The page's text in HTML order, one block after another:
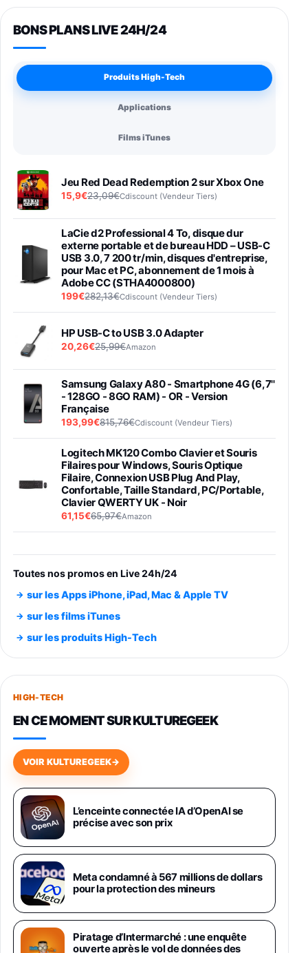
BONS PLANS LIVE 24H/24
Produits High-Tech
Applications
Films iTunes
Jeu Red Dead Redemption 2 sur Xbox One
15,9€23,09€Cdiscount (Vendeur Tiers)
LaCie d2 Professional 4 To, disque dur
externe portable et de bureau HDD – USB-C
USB 3.0, 7 200 tr/min, disques d'entreprise,
pour Mac et PC, abonnement de 1 mois à
Adobe CC (STHA4000800)
199€282,13€Cdiscount (Vendeur Tiers)
HP USB-C to USB 3.0 Adapter
20,26€25,99€Amazon
Samsung Galaxy A80 - Smartphone 4G (6,7''
- 128GO - 8GO RAM) - OR - Version
Française
193,99€815,76€Cdiscount (Vendeur Tiers)
Logitech MK120 Combo Clavier et Souris
Filaires pour Windows, Souris Optique
Filaire, Connexion USB Plug And Play,
Confortable, Taille Standard, PC/Portable,
Clavier QWERTY UK - Noir
61,15€65,97€Amazon
entraénement direct 3 vitesses (33-45-78
trs/min) avec pre-ampli intégré et port USB
Smartphone SAMSUNG Galaxy S26 Ultra
891,99€1199€Fnac (Vendeur Tiers)
Smartphone SAMSUNG Galaxy S26+ Violet
749,99€
648,63€834,71€
Samsung Galaxy Miracle Ultra, Smartphone
Android 5G avec Galaxy AI, 512 Go,
Chargeur Secteur Rapide 25W Inclus,
Smartphone déverrouillé, Noir, Version FR
1019€
Galaxy S26 Ultra 512 Go Bleu
1019€1399€Fnac (Vendeur Tiers)
Galaxy S26 Ultra 256 Go Violet
892€1199€ Fnac (Vendeur Tiers)
Toutes nos promos en Live 24h/24
sur les Apps iPhone, iPad, Mac & Apple TV
sur les films iTunes
sur les produits High-Tech
HIGH-TECH
EN CE MOMENT SUR KULTUREGEEK
VOIR KULTUREGEEK→
L’enceinte connectée IA d’OpenAI se
précise avec son prix
Meta condamné à 567 millions de dollars
pour la protection des mineurs
Piratage d’Intermarché : une enquête
ouverte après le vol de données des